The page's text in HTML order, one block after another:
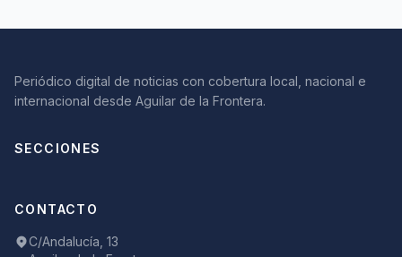
Periódico digital de noticias con cobertura local, nacional e
internacional desde Aguilar de la Frontera.
SECCIONES
CONTACTO
C/Andalucía, 13